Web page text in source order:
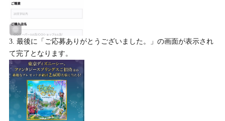
最後に「ご応募ありがとうございました。」の画面が表示され
て完了となります。